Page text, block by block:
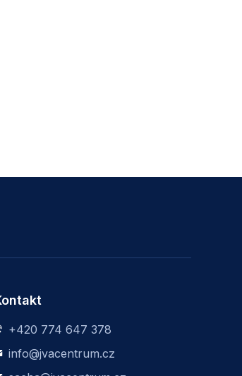
+420 774 647 378
info@jvacentrum.cz